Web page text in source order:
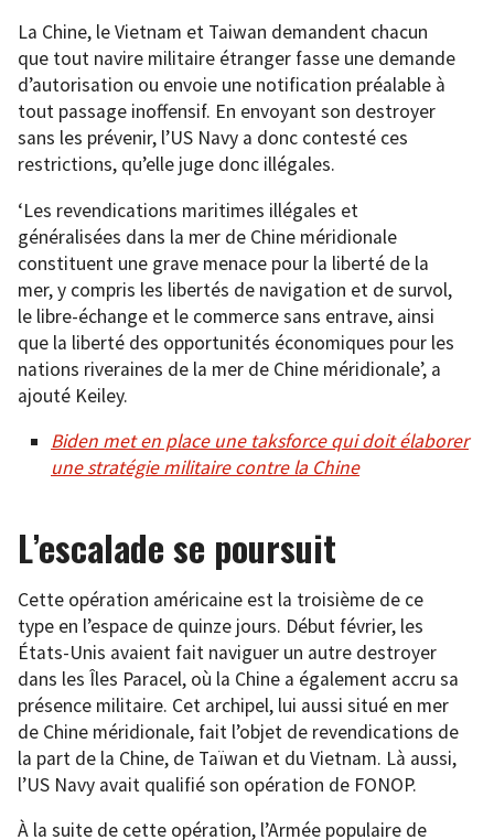
La Chine, le Vietnam et Taiwan demandent chacun
que tout navire militaire étranger fasse une demande
d’autorisation ou envoie une notification préalable à
tout passage inoffensif. En envoyant son destroyer
sans les prévenir, l’US Navy a donc contesté ces
restrictions, qu’elle juge donc illégales.
‘Les revendications maritimes illégales et
généralisées dans la mer de Chine méridionale
constituent une grave menace pour la liberté de la
mer, y compris les libertés de navigation et de survol,
le libre-échange et le commerce sans entrave, ainsi
que la liberté des opportunités économiques pour les
nations riveraines de la mer de Chine méridionale’, a
ajouté Keiley.
Biden met en place une taksforce qui doit élaborer
une stratégie militaire contre la Chine
L’escalade se poursuit
Cette opération américaine est la troisième de ce
type en l’espace de quinze jours. Début février, les
États-Unis avaient fait naviguer un autre destroyer
dans les Îles Paracel, où la Chine a également accru sa
présence militaire. Cet archipel, lui aussi situé en mer
de Chine méridionale, fait l’objet de revendications de
la part de la Chine, de Taïwan et du Vietnam. Là aussi,
l’US Navy avait qualifié son opération de FONOP.
À la suite de cette opération, l’Armée populaire de